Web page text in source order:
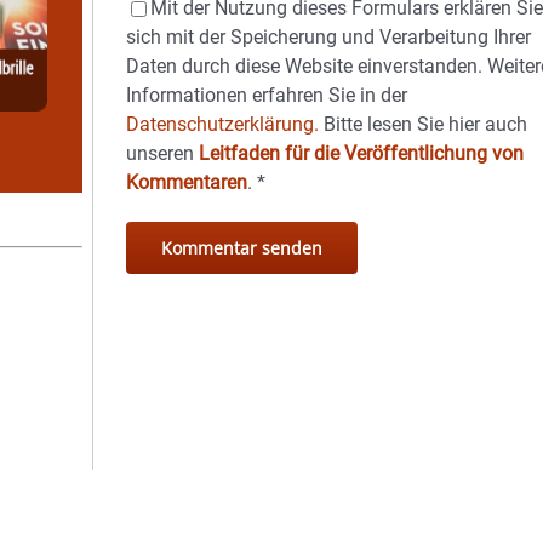
Mit der Nutzung dieses Formulars erklären Sie
sich mit der Speicherung und Verarbeitung Ihrer
Daten durch diese Website einverstanden.
Informationen erfahren Sie in der
Datenschutzerklärung. Bitte lesen Sie hier auch
unseren Leitfaden für die Veröffentlichung von
Kommentaren.*